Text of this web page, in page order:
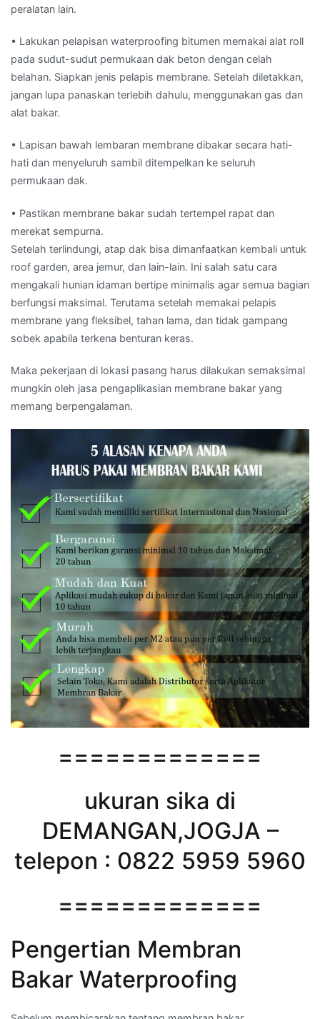
peralatan lain.
• Lakukan pelapisan waterproofing bitumen memakai alat roll
pada sudut-sudut permukaan dak beton dengan celah
belahan. Siapkan jenis pelapis membrane. Setelah diletakkan,
jangan lupa panaskan terlebih dahulu, menggunakan gas dan
alat bakar.
• Lapisan bawah lembaran membrane dibakar secara hati-
hati dan menyeluruh sambil ditempelkan ke seluruh
permukaan dak.
• Pastikan membrane bakar sudah tertempel rapat dan
merekat sempurna.
Setelah terlindungi, atap dak bisa dimanfaatkan kembali untuk
roof garden, area jemur, dan lain-lain. Ini salah satu cara
mengakali hunian idaman bertipe minimalis agar semua bagian
berfungsi maksimal. Terutama setelah memakai pelapis
membrane yang fleksibel, tahan lama, dan tidak gampang
sobek apabila terkena benturan keras.
Maka pekerjaan di lokasi pasang harus dilakukan semaksimal
mungkin oleh jasa pengaplikasian membrane bakar yang
memang berpengalaman.
=============
ukuran sika di
DEMANGAN,JOGJA –
telepon : 0822 5959 5960
=============
Pengertian Membran
Bakar Waterproofing